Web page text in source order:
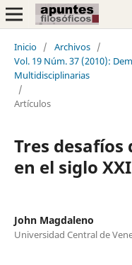
Inicio / Archivos /
Vol. 19 Núm. 37 (2010):
Multidisciplinarias
/
Artículos
Tres desafíos
en el siglo XXI
John Magdaleno
Universidad Central de